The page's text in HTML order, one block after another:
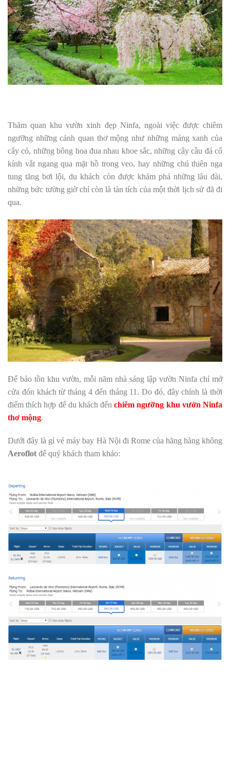
Thăm quan khu vườn xinh đẹp Ninfa, ngoài việc được chiêm
ngưỡng những cảnh quan thơ mộng như những mảng xanh của
cây cỏ, những bông hoa đua nhau khoe sắc, những cây cầu đá cổ
kính vắt ngang qua mặt hồ trong veo, hay những chú thiên nga
tung tăng bơi lội, du khách còn được khám phá những lâu đài,
những bức tường giờ chỉ còn là tàn tích của một thời lịch sử đã đi
qua.
Để bảo tồn khu vườn, mỗi năm nhà sáng lập vườn Ninfa chỉ mở
cửa đón khách từ tháng 4 đến tháng 11. Do đó, đây chính là thời
điểm thích hợp để du khách đếnchiêm ngưỡng khu vườn Ninfa
thơ mộng.
Dưới đây là gí vé máy bay Hà Nội đi Rome của hãng hàng không
Aeroflot để quý khách tham khảo: